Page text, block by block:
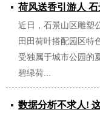
荷风送香引游人
近日，石景山区雕塑
田田荷叶搭配园区特
受独属于城市公园的
碧绿荷...
数据分析不求人!